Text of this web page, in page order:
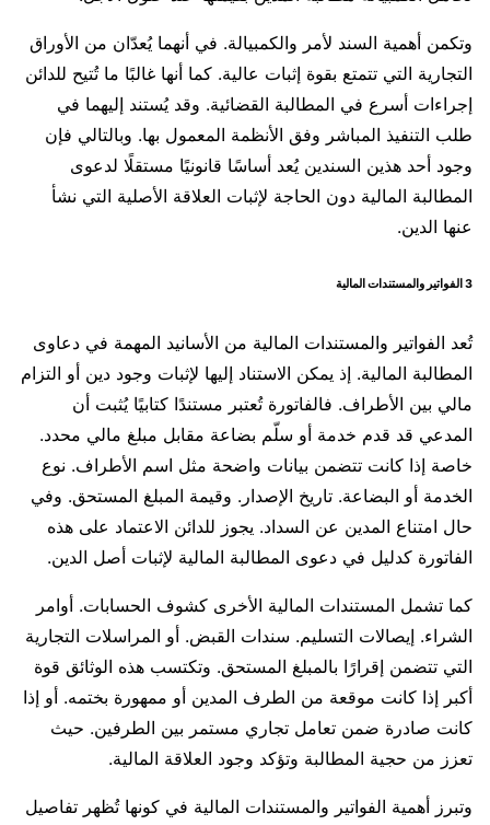
وتكمن أهمية السند لأمر والكمبيالة. في أنهما يُعدّان من الأوراق
التجارية التي تتمتع بقوة إثبات عالية. كما أنها غالبًا ما تُتيح للدائن
إجراءات أسرع في المطالبة القضائية. وقد يُستند إليهما في
طلب التنفيذ المباشر وفق الأنظمة المعمول بها. وبالتالي فإن
وجود أحد هذين السندين يُعد أساسًا قانونيًا مستقلًا لدعوى
المطالبة المالية دون الحاجة لإثبات العلاقة الأصلية التي نشأ
عنها الدين.
3 الفواتير والمستندات المالية
تُعد الفواتير والمستندات المالية من الأسانيد المهمة في دعاوى
المطالبة المالية. إذ يمكن الاستناد إليها لإثبات وجود دين أو التزام
مالي بين الأطراف. فالفاتورة تُعتبر مستندًا كتابيًا يُثبت أن
المدعي قد قدم خدمة أو سلّم بضاعة مقابل مبلغ مالي محدد.
خاصة إذا كانت تتضمن بيانات واضحة مثل اسم الأطراف. نوع
الخدمة أو البضاعة. تاريخ الإصدار. وقيمة المبلغ المستحق. وفي
حال امتناع المدين عن السداد. يجوز للدائن الاعتماد على هذه
الفاتورة كدليل في دعوى المطالبة المالية لإثبات أصل الدين.
كما تشمل المستندات المالية الأخرى كشوف الحسابات. أوامر
الشراء. إيصالات التسليم. سندات القبض. أو المراسلات التجارية
التي تتضمن إقرارًا بالمبلغ المستحق. وتكتسب هذه الوثائق قوة
أكبر إذا كانت موقعة من الطرف المدين أو ممهورة بختمه. أو إذا
كانت صادرة ضمن تعامل تجاري مستمر بين الطرفين. حيث
تعزز من حجية المطالبة وتؤكد وجود العلاقة المالية.
وتبرز أهمية الفواتير والمستندات المالية في كونها تُظهر تفاصيل